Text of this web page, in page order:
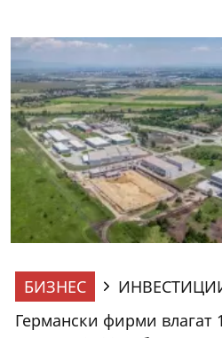
БИЗНЕС
Германски фирми влагат